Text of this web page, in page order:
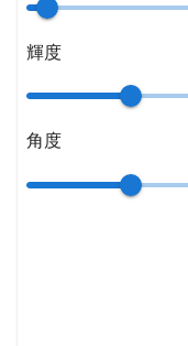
輝度
角度